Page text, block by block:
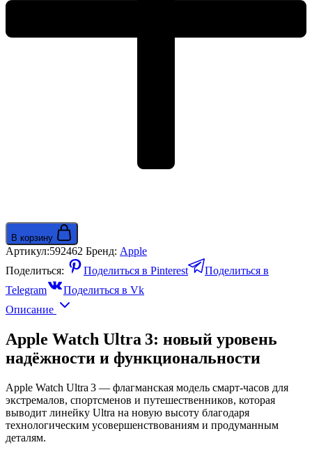
Ocean
натуральный
В корзину
Артикул:592462 Бренд: Apple
Поделиться:
Поделиться в Pinterest
Поделиться в
Telegram
Поделиться в Vk
Описание
Apple Watch Ultra 3: новый уровень
надёжности и функциональности
Apple Watch Ultra 3 — флагманская модель смарт‑часов для
экстремалов, спортсменов и путешественников, которая
выводит линейку Ultra на новую высоту благодаря
технологическим усовершенствованиям и продуманным
деталям.